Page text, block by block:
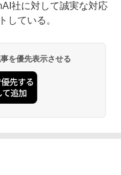
社に対して誠実な対応
している。
を優先表示させる